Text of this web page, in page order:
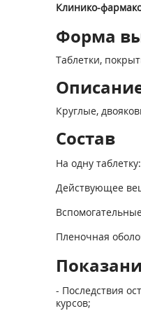
Клинико-
Форма
Таблетки,
Круглые,
Состав
На одну таблетку:
Действующее
Пленочная
- Последствия
курсов;